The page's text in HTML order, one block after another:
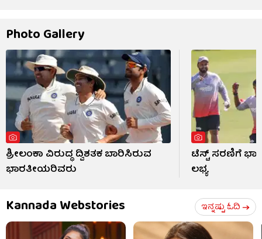
Photo Gallery
ಶ್ರೀಲಂಕಾ ವಿರುದ್ಧ ದ್ವಿಶತಕ ಬಾರಿಸಿರುವ
ಭಾರತೀಯರಿವರು
ಟೆಸ್ಟ್ ಸರಣಿಗೆ
ಲಭ್ಯ
Kannada Webstories ಇನ್ನಷ್ಟು ಓದಿ